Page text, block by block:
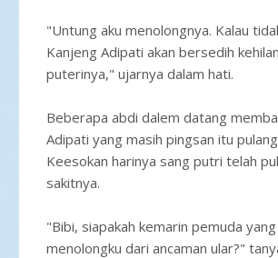
"Untung aku menolongnya. Kalau
Kanjeng Adipati akan bersedih
puterinya," ujarnya dalam hati.
Beberapa abdi dalem datang
Adipati yang masih pingsan itu
Keesokan harinya sang putri telah
sakitnya.
"Bibi, siapakah kemarin pemuda
menolongku dari ancaman ular?"